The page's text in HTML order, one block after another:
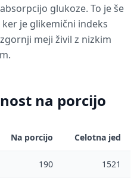
glukoze. To je še
je glikemični indeks
meji živil z nizkim
na porcijo
Na porcijo Celotna jed
190 1521